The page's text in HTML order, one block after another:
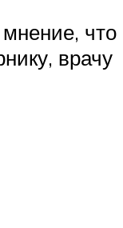
что
врачу